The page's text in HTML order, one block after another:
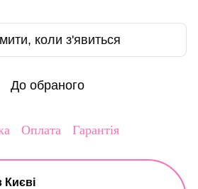
коли з'явиться
До обраного
Оплата Гарантія
Києві